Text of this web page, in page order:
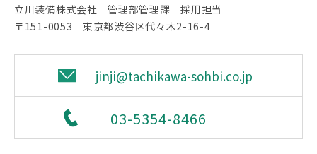
立川装備株式会社 管理部管理課 採用担当
〒151-0053 東京都渋谷区代々木2-16-4
jinji@tachikawa-sohbi.co.jp
03-5354-8466